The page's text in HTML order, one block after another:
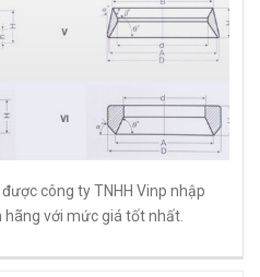
được công ty TNHH Vinp nhập
hãng với mức giá tốt nhất.